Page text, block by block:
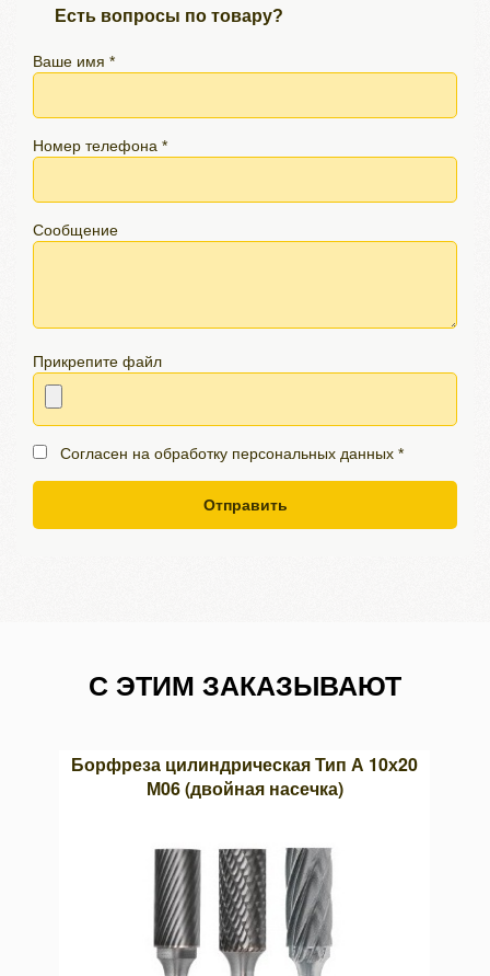
Есть вопросы по товару?
Ваше имя *
Номер телефона *
Сообщение
Прикрепите файл
Согласен на обработку персональных данных *
Отправить
С ЭТИМ ЗАКАЗЫВАЮТ
Борфреза цилиндрическая Тип А 10х20
М06 (двойная насечка)